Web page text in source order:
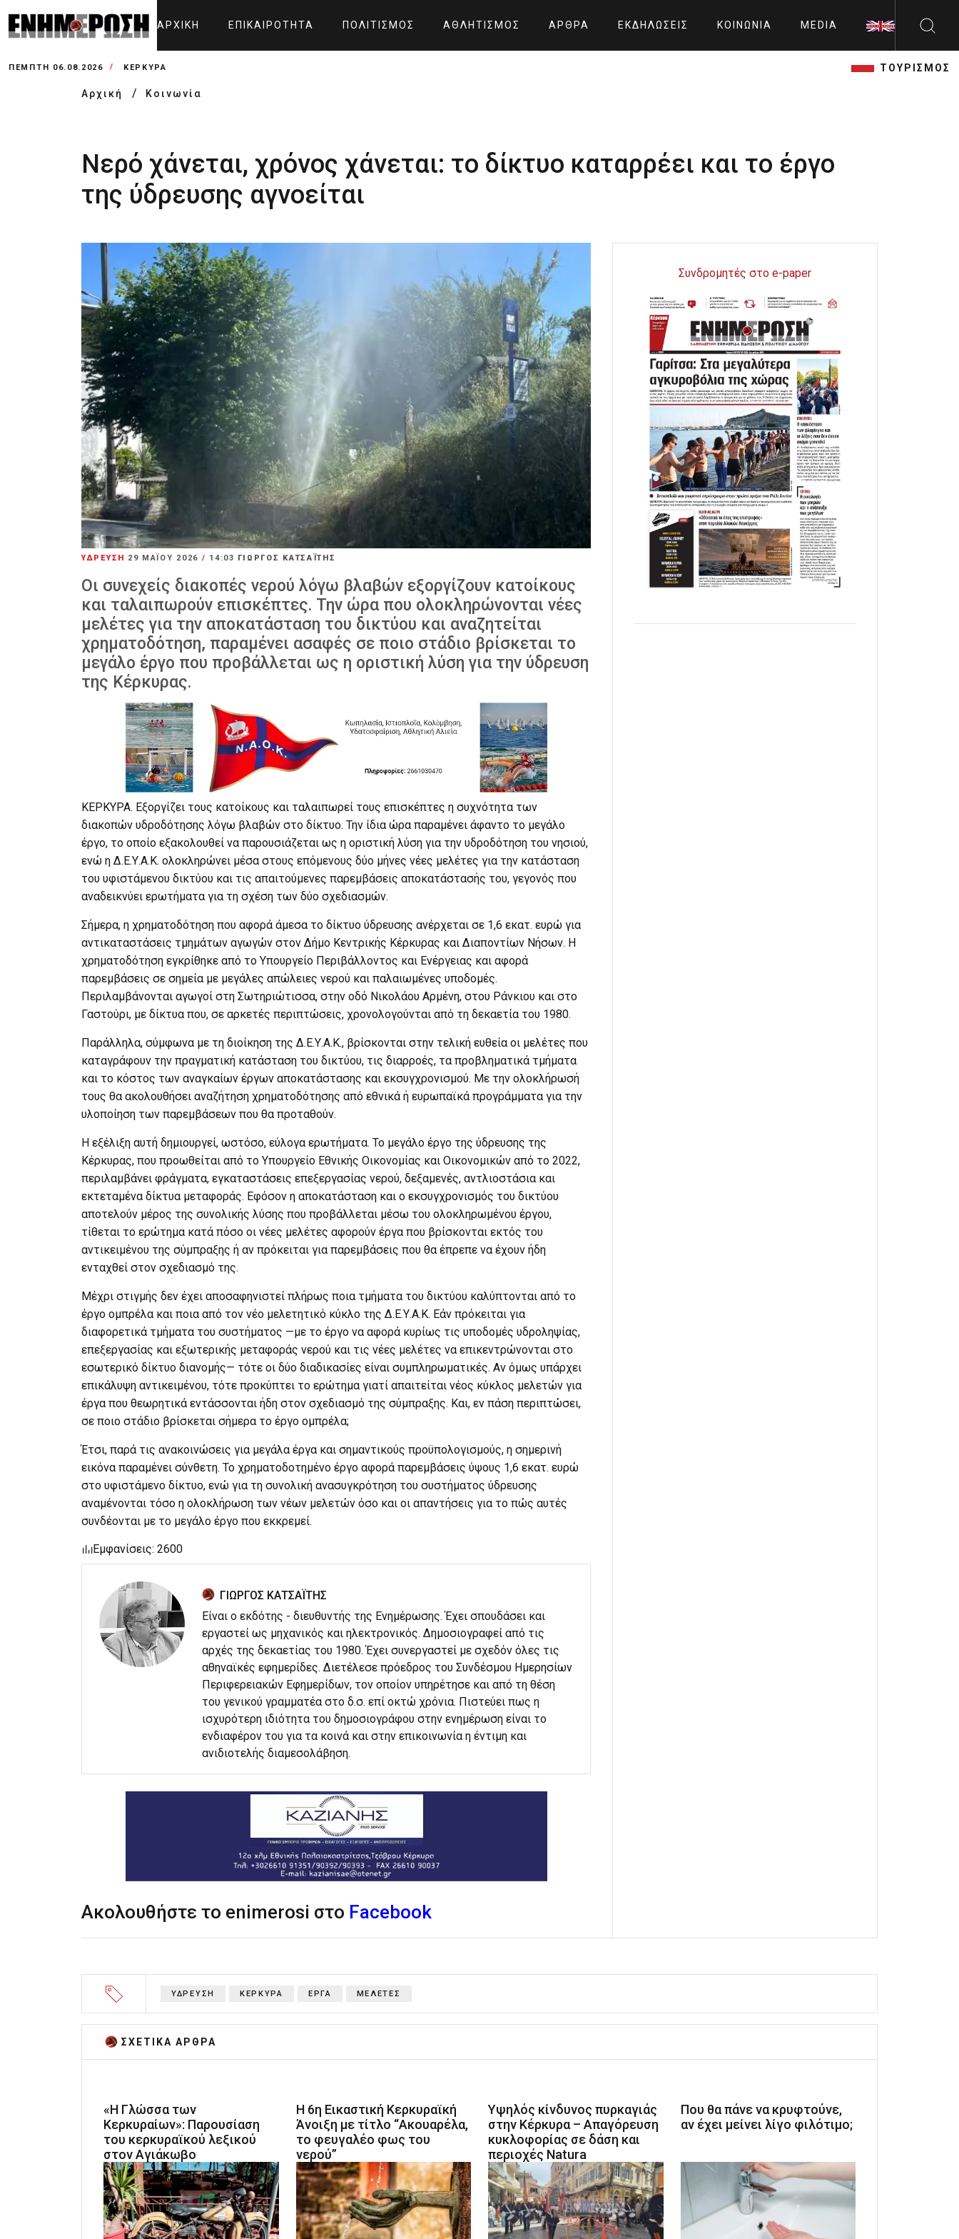
ΑΡΧΙΚΉ ΕΠΙΚΑΙΡΌΤΗΤΑ ΠΟΛΙΤΙΣΜΌΣ ΑΘΛΗΤΙΣΜΌΣ ΆΡΘΡΑ ΕΚΔΗΛΏΣΕΙΣ ΚΟΙΝΩΝΊΑ MEDIA
ΠΈΜΠΤΗ 06.08.2026 ΚΕΡΚΥΡΑ ΤΟΥΡΙΣΜΟΣ
Αρχική Κοινωνία
Νερό χάνεται, χρόνος χάνεται: το δίκτυο καταρρέει και το έργο
της ύδρευσης αγνοείται
ΥΔΡΕΥΣΗ 29 ΜΑΪ́ΟΥ 2026 / 14:03 ΓΙΩΡΓΟΣ ΚΑΤΣΑΪΤΗΣ
Οι συνεχείς διακοπές νερού λόγω βλαβών εξοργίζουν κατοίκους
και ταλαιπωρούν επισκέπτες. Την ώρα που ολοκληρώνονται νέες
μελέτες για την αποκατάσταση του δικτύου και αναζητείται
χρηματοδότηση, παραμένει ασαφές σε ποιο στάδιο βρίσκεται το
μεγάλο έργο που προβάλλεται ως η οριστική λύση για την ύδρευση
της Κέρκυρας.
ΚΕΡΚΥΡΑ. Εξοργίζει τους κατοίκους και ταλαιπωρεί τους επισκέπτες η συχνότητα των
διακοπών υδροδότησης λόγω βλαβών στο δίκτυο. Την ίδια ώρα παραμένει άφαντο το μεγάλο
έργο, το οποίο εξακολουθεί να παρουσιάζεται ως η οριστική λύση για την υδροδότηση του νησιού,
ενώ η Δ.Ε.Υ.Α.Κ. ολοκληρώνει μέσα στους επόμενους δύο μήνες νέες μελέτες για την κατάσταση
του υφιστάμενου δικτύου και τις απαιτούμενες παρεμβάσεις αποκατάστασής του, γεγονός που
αναδεικνύει ερωτήματα για τη σχέση των δύο σχεδιασμών.
Σήμερα, η χρηματοδότηση που αφορά άμεσα το δίκτυο ύδρευσης ανέρχεται σε 1,6 εκατ. ευρώ για
αντικαταστάσεις τμημάτων αγωγών στον Δήμο Κεντρικής Κέρκυρας και Διαποντίων Νήσων. Η
χρηματοδότηση εγκρίθηκε από το Υπουργείο Περιβάλλοντος και Ενέργειας και αφορά
παρεμβάσεις σε σημεία με μεγάλες απώλειες νερού και παλαιωμένες υποδομές.
Περιλαμβάνονται αγωγοί στη Σωτηριώτισσα, στην οδό Νικολάου Αρμένη, στου Ράνκιου και στο
Γαστούρι, με δίκτυα που, σε αρκετές περιπτώσεις, χρονολογούνται από τη δεκαετία του 1980.
Παράλληλα, σύμφωνα με τη διοίκηση της Δ.Ε.Υ.Α.Κ., βρίσκονται στην τελική ευθεία οι μελέτες που
καταγράφουν την πραγματική κατάσταση του δικτύου, τις διαρροές, τα προβληματικά τμήματα
και το κόστος των αναγκαίων έργων αποκατάστασης και εκσυγχρονισμού. Με την ολοκλήρωσή
τους θα ακολουθήσει αναζήτηση χρηματοδότησης από εθνικά ή ευρωπαϊκά προγράμματα για την
υλοποίηση των παρεμβάσεων που θα προταθούν.
Η εξέλιξη αυτή δημιουργεί, ωστόσο, εύλογα ερωτήματα. Το μεγάλο έργο της ύδρευσης της
Κέρκυρας, που προωθείται από το Υπουργείο Εθνικής Οικονομίας και Οικονομικών από το 2022,
περιλαμβάνει φράγματα, εγκαταστάσεις επεξεργασίας νερού, δεξαμενές, αντλιοστάσια και
εκτεταμένα δίκτυα μεταφοράς. Εφόσον η αποκατάσταση και ο εκσυγχρονισμός του δικτύου
αποτελούν μέρος της συνολικής λύσης που προβάλλεται μέσω του ολοκληρωμένου έργου,
τίθεται το ερώτημα κατά πόσο οι νέες μελέτες αφορούν έργα που βρίσκονται εκτός του
αντικειμένου της σύμπραξης ή αν πρόκειται για παρεμβάσεις που θα έπρεπε να έχουν ήδη
ενταχθεί στον σχεδιασμό της.
Μέχρι στιγμής δεν έχει αποσαφηνιστεί πλήρως ποια τμήματα του δικτύου καλύπτονται από το
έργο ομπρέλα και ποια από τον νέο μελετητικό κύκλο της Δ.Ε.Υ.Α.Κ. Εάν πρόκειται για
διαφορετικά τμήματα του συστήματος —με το έργο να αφορά κυρίως τις υποδομές υδροληψίας,
επεξεργασίας και εξωτερικής μεταφοράς νερού και τις νέες μελέτες να επικεντρώνονται στο
εσωτερικό δίκτυο διανομής— τότε οι δύο διαδικασίες είναι συμπληρωματικές. Αν όμως υπάρχει
επικάλυψη αντικειμένου, τότε προκύπτει το ερώτημα γιατί απαιτείται νέος κύκλος μελετών για
έργα που θεωρητικά εντάσσονται ήδη στον σχεδιασμό της σύμπραξης. Και, εν πάση περιπτώσει,
σε ποιο στάδιο βρίσκεται σήμερα το έργο ομπρέλα;
Έτσι, παρά τις ανακοινώσεις για μεγάλα έργα και σημαντικούς προϋπολογισμούς, η σημερινή
εικόνα παραμένει σύνθετη. Το χρηματοδοτημένο έργο αφορά παρεμβάσεις ύψους 1,6 εκατ. ευρώ
στο υφιστάμενο δίκτυο, ενώ για τη συνολική ανασυγκρότηση του συστήματος ύδρευσης
αναμένονται τόσο η ολοκλήρωση των νέων μελετών όσο και οι απαντήσεις για το πώς αυτές
συνδέονται με το μεγάλο έργο που εκκρεμεί.
Εμφανίσεις: 2600
ΓΙΩΡΓΟΣ ΚΑΤΣΑΪΤΗΣ
Είναι ο εκδότης - διευθυντής της Ενημέρωσης. Έχει σπουδάσει και
εργαστεί ως μηχανικός και ηλεκτρονικός. Δημοσιογραφεί από τις
αρχές της δεκαετίας του 1980. Έχει συνεργαστεί με σχεδόν όλες τις
αθηναϊκές εφημερίδες. Διετέλεσε πρόεδρος του Συνδέσμου Ημερησίων
Περιφερειακών Εφημερίδων, τον οποίον υπηρέτησε και από τη θέση
του γενικού γραμματέα στο δ.σ. επί οκτώ χρόνια. Πιστεύει πως η
ισχυρότερη ιδιότητα του δημοσιογράφου στην ενημέρωση είναι το
ενδιαφέρον του για τα κοινά και στην επικοινωνία η έντιμη και
ανιδιοτελής διαμεσολάβηση.
Ακολουθήστε το enimerosi στο Facebook
Συνδρομητές στο e-paper
ΥΔΡΕΥΣΗ ΚΕΡΚΥΡΑ ΕΡΓΑ ΜΕΛΕΤΕΣ
ΣΧΕΤΙΚA AΡΘΡΑ
«Η Γλώσσα των
Κερκυραίων»: Παρουσίαση
του κερκυραϊκού λεξικού
στον Αγιάκωβο
Η 6η Εικαστική Κερκυραϊκή
Άνοιξη με τίτλο “Ακουαρέλα,
το φευγαλέο φως του
νερού”
Υψηλός κίνδυνος πυρκαγιάς
στην Κέρκυρα – Απαγόρευση
κυκλοφορίας σε δάση και
περιοχές Natura
Που θα πάνε να κρυφτούνε,
αν έχει μείνει λίγο φιλότιμο;